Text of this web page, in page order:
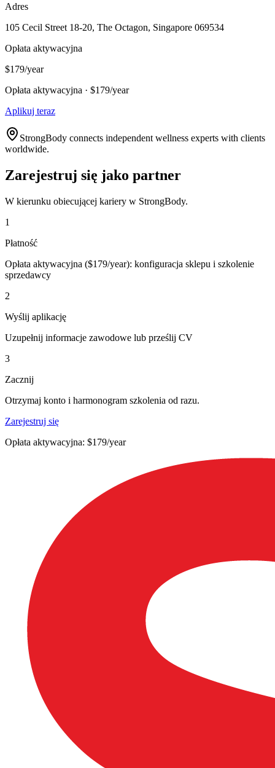
Adres
105 Cecil Street 18-20, The Octagon, Singapore 069534
Opłata aktywacyjna
$179/year
Opłata aktywacyjna · $179/year
Aplikuj teraz
StrongBody connects independent wellness experts with clients
worldwide.
Zarejestruj się jako partner
W kierunku obiecującej kariery w StrongBody.
1
Płatność
Opłata aktywacyjna ($179/year): konfiguracja sklepu i szkolenie
sprzedawcy
2
Wyślij aplikację
Uzupełnij informacje zawodowe lub prześlij CV
3
Zacznij
Otrzymaj konto i harmonogram szkolenia od razu.
Zarejestruj się
Opłata aktywacyjna: $179/year